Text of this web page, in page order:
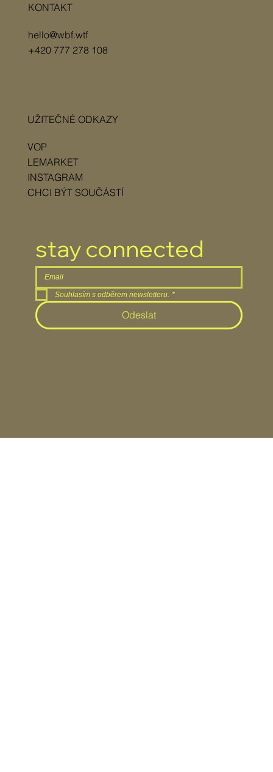
KONTAKT
hello@wbf.wtf
+420 777 278 108
UŽITEČNÉ ODKAZY
VOP
LEMARKET
INSTAGRAM
CHCI BÝT SOUČÁSTÍ
stay connected
Souhlasím s odběrem newsletteru. *
Odeslat